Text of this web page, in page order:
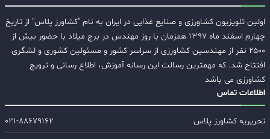
اولین تلویزیون کشاورزی و صنایع غذایی در ایران به نام "کشاورز پلاس" از تاریخ
چهارم اسفند ماه ۱۳۹۷ همزمان با روز مهندس در برج میلاد با حضور بیش از
۲۵۰۰ نفر از مهندسین کشاورزی از سراسر کشور و مسئولین کشوری و لشگری
افتتاح شد. که مهمترین رسالت این رسانه آموزش، اطلاع رسانی و ترویج
کشاورزی می باشد
اطلاعات تماس
تحریریه کشاورز پلاس
۰۲۱-۸۸۶۷۹۱۶۲